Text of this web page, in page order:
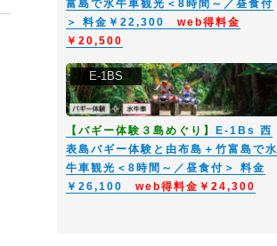
富島で水牛車観光＜8時間～／昼食付
＞ 料金￥22,300 web得料金
￥20,500
E-1BS
【バギー体験３島めぐり】
E-1Bs 西
表島バギー体験と由布島＋竹富島で水
牛車観光＜8時間～／昼食付＞ 料金
￥26,100 web得料金￥24,300